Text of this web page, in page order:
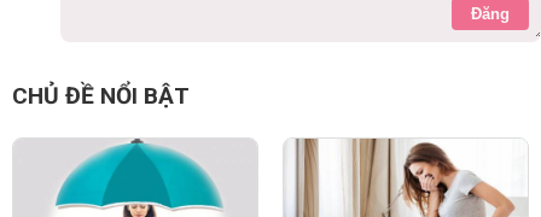
Đăng
Hoàng Minh
Đảm bảo mẹ nó không cho con nó ra đời sớm được. :)
0 Thích Trả lời Báo cáo vi phạm